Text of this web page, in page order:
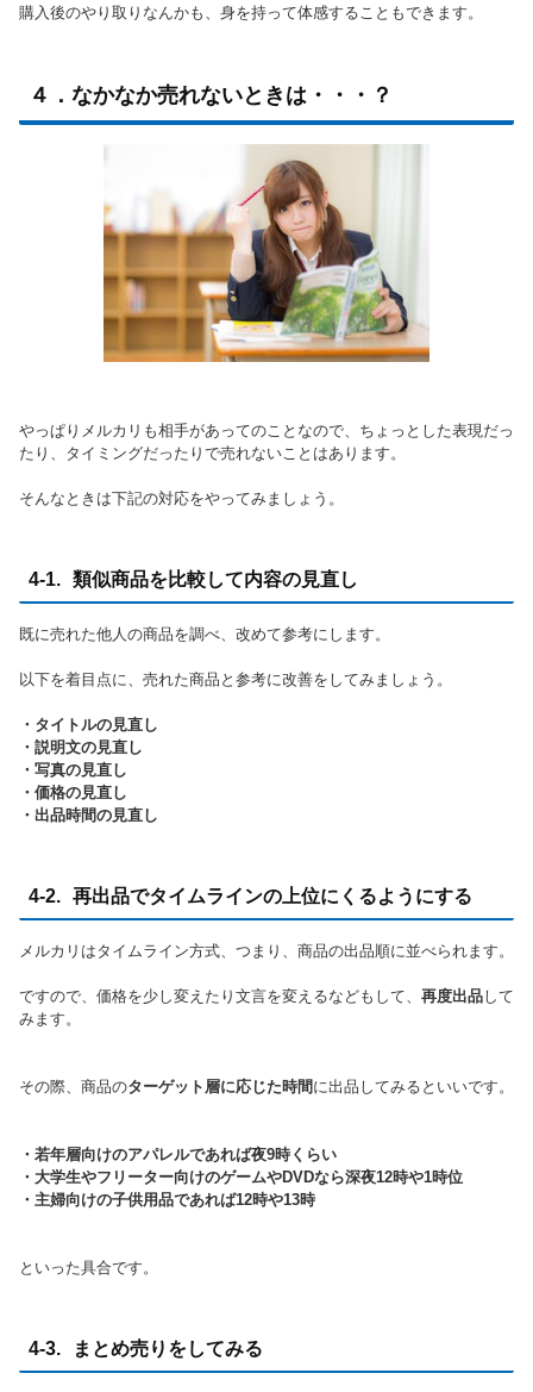
購入後のやり取りなんかも、身を持って体感することもできます。
４．なかなか売れないときは・・・？
やっぱりメルカリも相手があってのことなので、ちょっとした表現だっ
たり、タイミングだったりで売れないことはあります。
そんなときは下記の対応をやってみましょう。
4-1. 類似商品を比較して内容の見直し
既に売れた他人の商品を調べ、改めて参考にします。
以下を着目点に、売れた商品と参考に改善をしてみましょう。
・タイトルの見直し
・説明文の見直し
・写真の見直し
・価格の見直し
・出品時間の見直し
4-2. 再出品でタイムラインの上位にくるようにする
メルカリはタイムライン方式、つまり、商品の出品順に並べられます。
ですので、価格を少し変えたり文言を変えるなどもして、 再度出品して
みます。
その際、商品のターゲット層に応じた時間 に出品してみるといいです。
・若年層向けのアパレルであれば夜9時くらい
・大学生やフリーター向けのゲームやDVDなら深夜12時や1時位
・主婦向けの子供用品であれば12時や13時
といった具合です。
4-3. まとめ売りをしてみる